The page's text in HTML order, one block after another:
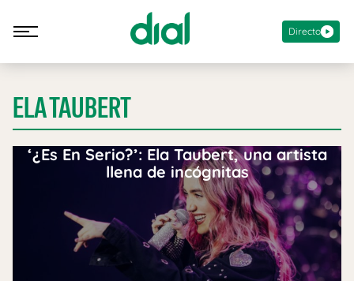
Directo
ELA TAUBERT
‘¿Es En Serio?’: Ela Taubert, una artista
llena de incógnitas